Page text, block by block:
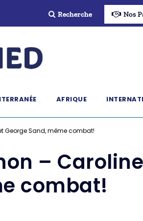
Recherche Nos
AFRIQUE
George Sand, même combat!
–
combat!